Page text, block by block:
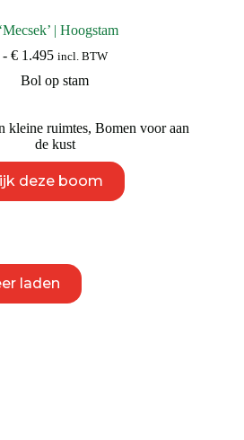
| Hoogstam
- €1.495Prijsklasse:
tot
incl. BTW
Bol op stam
kleine ruimtes,Bomen voor aan
de kust
deze boom
product
heeft
optie
kan
gekozen
laden